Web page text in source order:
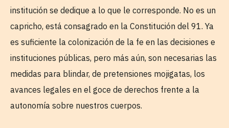
institución se dedique a lo que le corresponde. No es un
capricho, está consagrado en la Constitución del 91. Ya
es suficiente la colonización de la fe en las decisiones e
instituciones públicas, pero más aún, son necesarias las
medidas para blindar, de pretensiones mojigatas, los
avances legales en el goce de derechos frente a la
autonomía sobre nuestros cuerpos.